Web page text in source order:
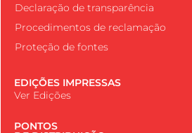
Declaração de transparência
Procedimentos de reclamação
Proteção de fontes
EDIÇÕES IMPRESSAS
Ver Edições
PONTOS